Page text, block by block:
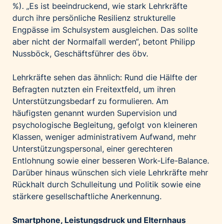
%). „Es ist beeindruckend, wie stark Lehrkräfte
durch ihre persönliche Resilienz strukturelle
Engpässe im Schulsystem ausgleichen. Das sollte
aber nicht der Normalfall werden“, betont Philipp
Nussböck, Geschäftsführer des öbv.
Lehrkräfte sehen das ähnlich: Rund die Hälfte der
Befragten nutzten ein Freitextfeld, um ihren
Unterstützungsbedarf zu formulieren. Am
häufigsten genannt wurden Supervision und
psychologische Begleitung, gefolgt von kleineren
Klassen, weniger administrativem Aufwand, mehr
Unterstützungspersonal, einer gerechteren
Entlohnung sowie einer besseren Work-Life-Balance.
Darüber hinaus wünschen sich viele Lehrkräfte mehr
Rückhalt durch Schulleitung und Politik sowie eine
stärkere gesellschaftliche Anerkennung.
Smartphone, Leistungsdruck und Elternhaus